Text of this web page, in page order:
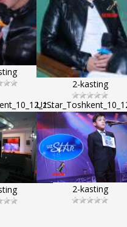
2-kasting
2-kasting